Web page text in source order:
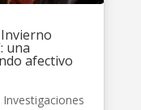
una
afectivo